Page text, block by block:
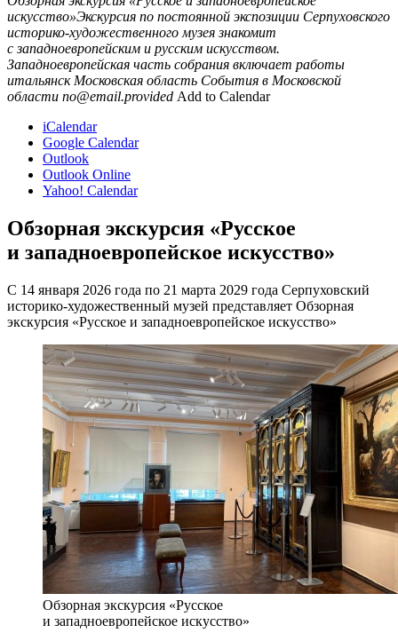
искусство»Экскурсия по постоянной экспозиции Серпуховского
историко-художественного музея знакомит
с западноевропейским и русским искусством.
Западноевропейская часть собрания включает работы
итальянск Московская область События в Московской
области no@email.provided Add to Calendar
iCalendar
Google Calendar
Outlook
Outlook Online
Yahoo! Calendar
Обзорная экскурсия «Русское
и западноевропейское искусство»
С 14 января 2026 года по 21 марта 2029 года Серпуховский
историко-художественный музей представляет Обзорная
экскурсия «Русское и западноевропейское искусство»
Обзорная экскурсия «Русское
и западноевропейское искусство»